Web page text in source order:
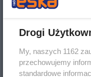
Drogi
My, naszych 1162
przechowujemy
standardowe